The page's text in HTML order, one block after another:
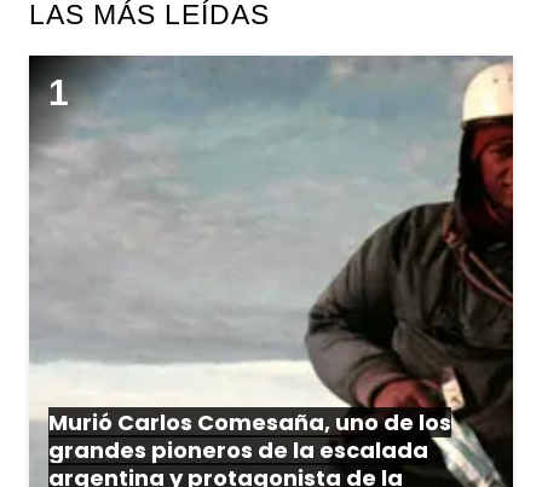
LAS MÁS LEÍDAS
Murió Carlos Comesaña, uno de los
grandes pioneros de la escalada
argentina y protagonista de la